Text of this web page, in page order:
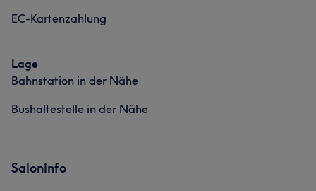
EC-Kartenzahlung
Lage
Bahnstation in der Nähe
Bushaltestelle in der Nähe
Saloninfo